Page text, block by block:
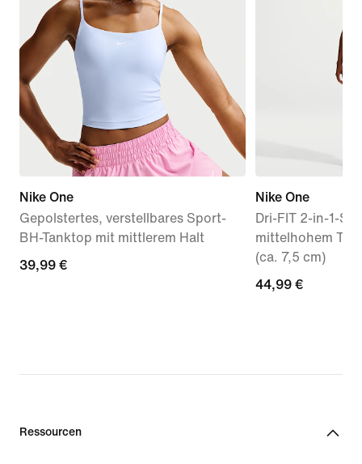
Nike One
Gepolstertes, verstellbares Sport-
BH-Tanktop mit mittlerem Halt
39,99 €
39,99 €
Nike One
Dri-FIT 2-in-1-
mittelhohem
(ca. 7,5 cm)
44,99 €
44,99 €
Ressourcen